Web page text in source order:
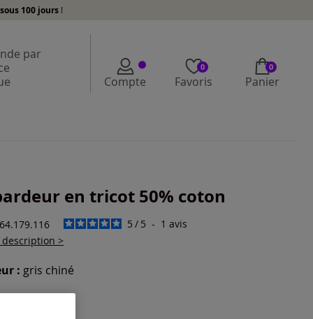
sous 100 jours !
par
Compte
0
Favoris
0
Panier
en tricot 50% coton
5 / 5 - 1avis
description >
: gris chiné
une couleur :